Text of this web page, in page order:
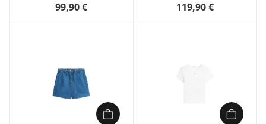
emblématiques pour créer un look classique.
99,90 € 119,90 €